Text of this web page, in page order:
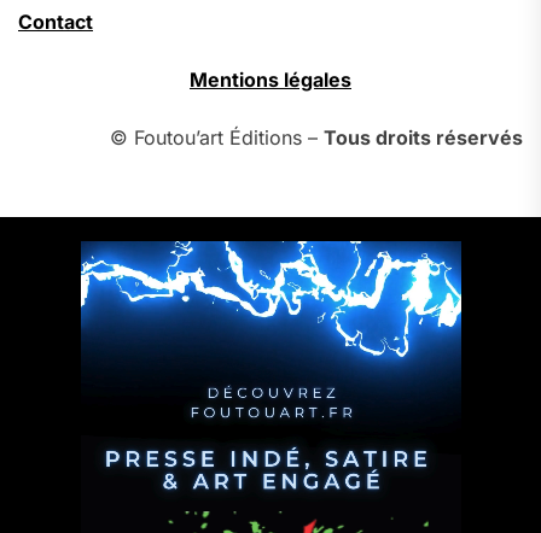
Contact
Mentions légales
© Foutou’art Éditions – Tous droits réservés